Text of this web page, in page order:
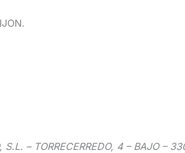
S.L. – TORRECERREDO, 4 – BAJO –